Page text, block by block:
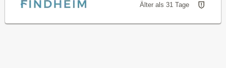
Älter als 31 Tage